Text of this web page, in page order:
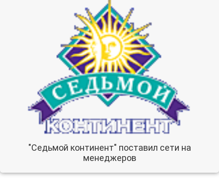
"Седьмой континент" поставил сети на
менеджеров